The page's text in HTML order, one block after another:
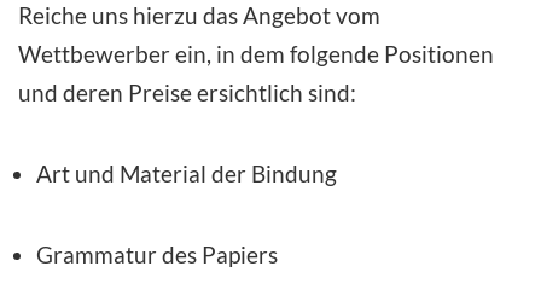
Reiche uns hierzu das Angebot vom
Wettbewerber ein, in dem folgende Positionen
und deren Preise ersichtlich sind:
Art und Material der Bindung
Grammatur des Papiers